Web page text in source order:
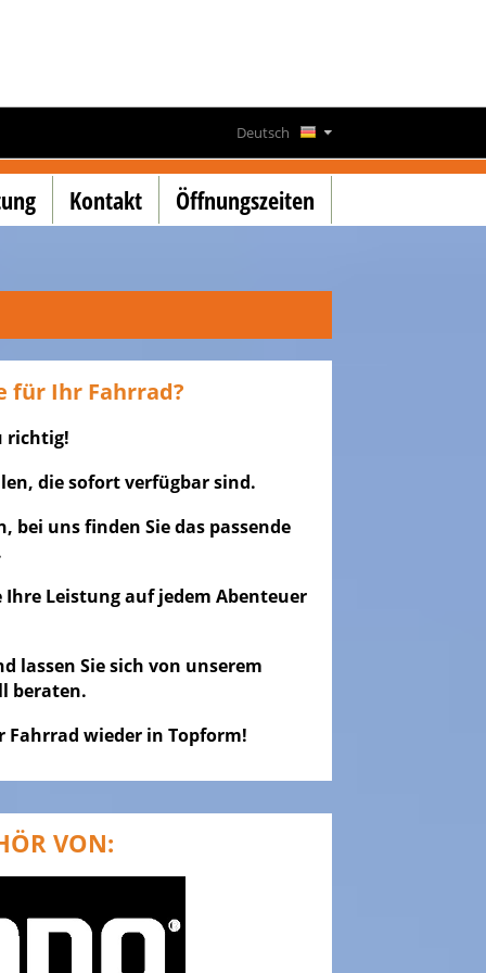
Deutsch
Français
English
Kontakt Öffnungszeiten
für Ihr Fahrrad?
richtig!
die sofort verfügbar sind.
bei uns finden Sie das passende
Leistung auf jedem Abenteuer
lassen Sie sich von unserem
beraten.
Fahrrad wieder in Topform!
VON: